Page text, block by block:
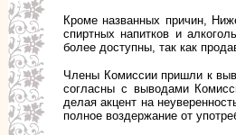
Кроме названных причин,
спиртных напитков и
более доступны, так как
Члены Комиссии пришли к
согласны с выводами
делая акцент на
полное воздержание от